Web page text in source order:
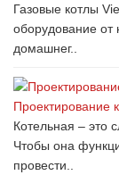
Газовые котлы
оборудование от
домашнег..
Проектирование
Котельная – это
Чтобы она
провести..